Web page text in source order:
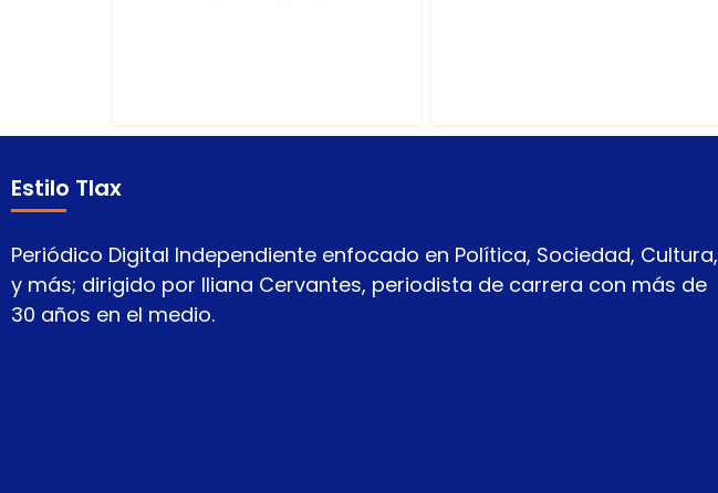
Estilo Tlax
Periódico Digital Independiente enfocado en Política, Sociedad, Cultura,
y más; dirigido por Iliana Cervantes, periodista de carrera con más de
30 años en el medio.